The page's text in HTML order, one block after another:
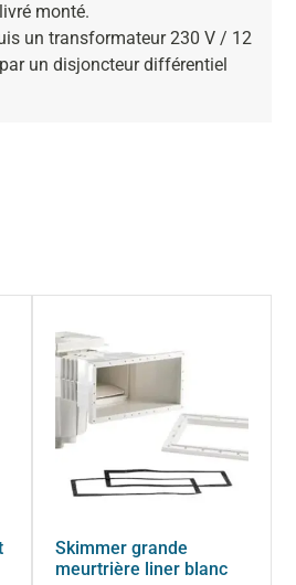
monté.
un transformateur 230 V / 12
un disjoncteur différentiel
Skimmer grande
meurtrière liner blanc